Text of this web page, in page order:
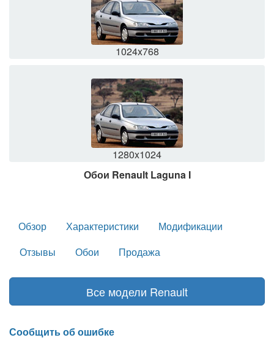
1024x768
1280x1024
Обои Renault Laguna I
Обзор Характеристики
Модификации
Отзывы
Обои Продажа
Все модели Renault
Сообщить об ошибке